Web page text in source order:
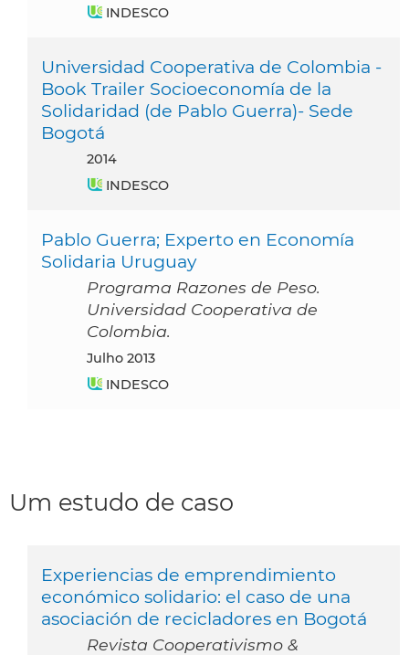
INDESCO
Universidad Cooperativa de Colombia -
Book Trailer Socioeconomía de la
Solidaridad (de Pablo Guerra)- Sede
Bogotá
2014
INDESCO
Pablo Guerra; Experto en Economía
Solidaria Uruguay
Programa Razones de Peso.
Universidad Cooperativa de
Colombia.
julho 2013
INDESCO
Um estudo de caso
Experiencias de emprendimiento
económico solidario: el caso de una
asociación de recicladores en Bogotá
Revista Cooperativismo &